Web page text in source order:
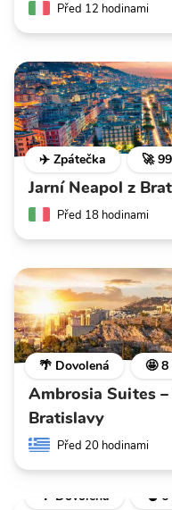
Před 12 hodinami
✈️ Zpátečka 🚀
Jarní Neapol z
Před 18 hodinami
🌴 Dovolená 🤩 8
Ambrosia Suites
Bratislavy
Před 20 hodinami
🌴 Dovolená 💣